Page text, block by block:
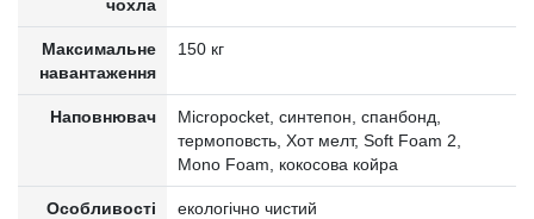
чохла
Максимальне
навантаження
150 кг
Наповнювач
Micropocket, синтепон, спанбонд,
термоповсть, Хот мелт, Soft Foam 2,
Mono Foam, кокосова койра
Особливості екологічно чистий